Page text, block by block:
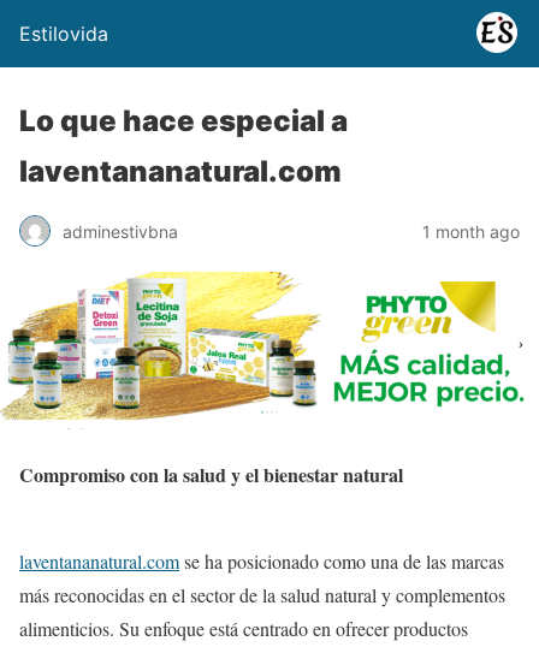
Estilovida
Lo que hace especial a
laventananatural.com
adminestivbna 1 month ago
Compromiso con la salud y el bienestar natural
laventananatural.comse ha posicionado como una de las marcas
más reconocidas en el sector de la salud natural y complementos
alimenticios. Su enfoque está centrado en ofrecer productos